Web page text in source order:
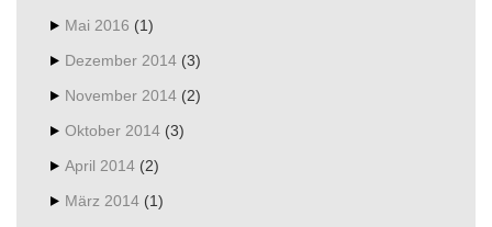
Mai 2016 (1)
Dezember 2014 (3)
November 2014 (2)
Oktober 2014 (3)
April 2014 (2)
März 2014 (1)